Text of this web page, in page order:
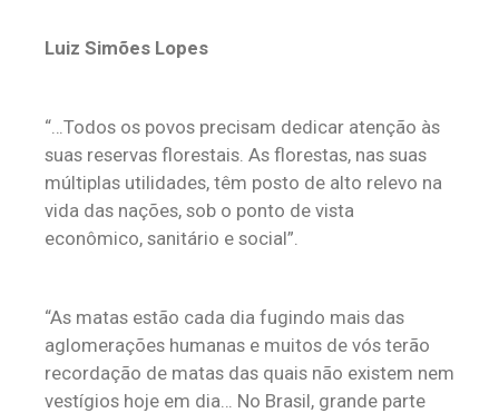
Luiz Simões Lopes
“…Todos os povos precisam dedicar atenção às
suas reservas florestais. As florestas, nas suas
múltiplas utilidades, têm posto de alto relevo na
vida das nações, sob o ponto de vista
econômico, sanitário e social”.
“As matas estão cada dia fugindo mais das
aglomerações humanas e muitos de vós terão
recordação de matas das quais não existem nem
vestígios hoje em dia… No Brasil, grande parte